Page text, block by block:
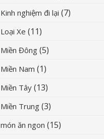
Kinh nghiệm đi lại (7)
Loại Xe (11)
Miền Đông (5)
Miền Nam (1)
Miền Tây (13)
Miền Trung (3)
món ăn ngon (15)